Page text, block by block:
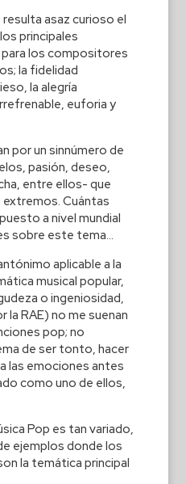
asaz curioso el
principales
los compositores
la fidelidad
la alegría
euforia y
por un sinnúmero de
pasión, deseo,
entre ellos- que
extremos. Cuántas
a nivel mundial
sobre este tema…
aplicable a la
musical popular,
o ingeniosidad,
RAE) no me suenan
pop; no
de ser tonto, hacer
las emociones antes
como uno de ellos,
Pop es tan variado,
ejemplos donde los
la temática principal